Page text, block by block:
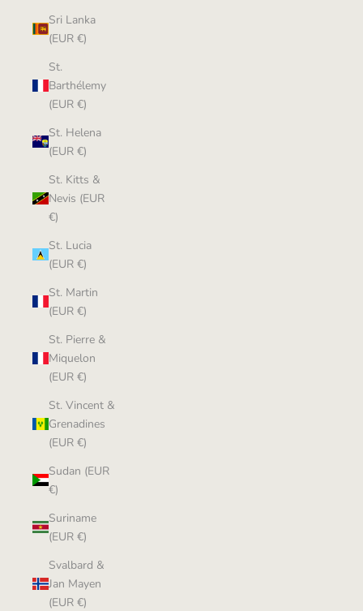
Sri Lanka
(EUR €)
St.
Barthélemy
(EUR €)
St. Helena
(EUR €)
St. Kitts &
Nevis (EUR
€)
St. Lucia
(EUR €)
St. Martin
(EUR €)
St. Pierre &
Miquelon
(EUR €)
St. Vincent &
Grenadines
(EUR €)
Sudan (EUR
€)
Suriname
(EUR €)
Svalbard &
Jan Mayen
(EUR €)